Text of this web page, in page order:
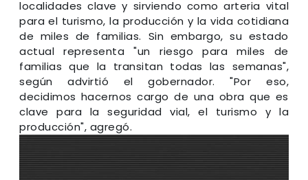
localidades clave y sirviendo como arteria vital
para el turismo, la producción y la vida cotidiana
de miles de familias. Sin embargo, su estado
actual representa "un riesgo para miles de
familias que la transitan todas las semanas",
según advirtió el gobernador. "Por eso,
decidimos hacernos cargo de una obra que es
clave para la seguridad vial, el turismo y la
producción", agregó.
Reproductor
de
video